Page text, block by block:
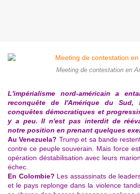
Meeting de contestation en
L'impérialisme nord-américain a
reconquête de l'Amérique du Sud,
conquêtes démocratiques et
y a peu. Il n'est pas interdit de
notre position en prenant quelques
Au Venezuela? Trump et sa bande
contre ce peuple souverain. Mais force
opération déstabilisation avec leurs
échec.
En Colombie? Les assassinats de
et le pays replonge dans la violence